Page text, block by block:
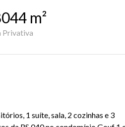
m²
Privativa
1 suíte, sala, 2 cozinhas e 3